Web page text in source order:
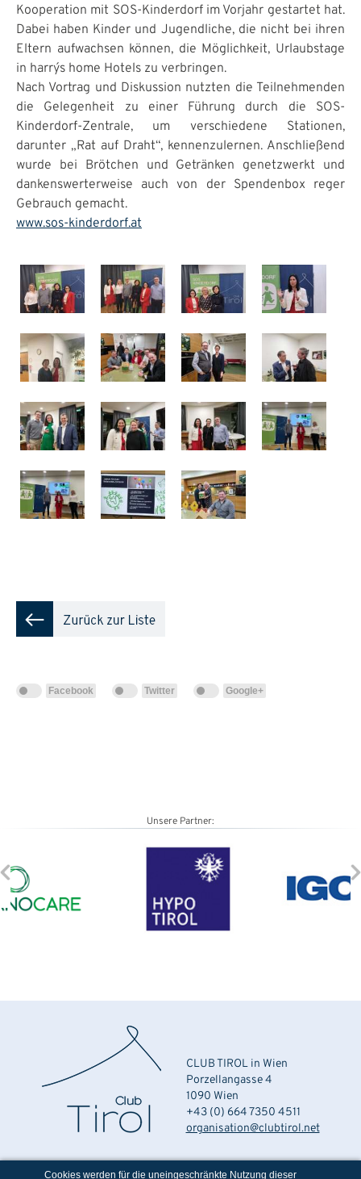
Kooperation mit SOS-Kinderdorf im Vorjahr gestartet hat.
Dabei haben Kinder und Jugendliche, die nicht bei ihren
Eltern aufwachsen können, die Möglichkeit, Urlaubstage
in harry´s home Hotels zu verbringen.
Nach Vortrag und Diskussion nutzten die Teilnehmenden
die Gelegenheit zu einer Führung durch die SOS-
Kinderdorf-Zentrale, um verschiedene Stationen,
darunter „Rat auf Draht“, kennenzulernen. Anschließend
wurde bei Brötchen und Getränken genetzwerkt und
dankenswerterweise auch von der Spendenbox reger
Gebrauch gemacht.
www.sos-kinderdorf.at
Facebook Twitter Google+
Unsere Partner:
CLUB TIROL in Wien
Porzellangasse 4
1090 Wien
+43 (0) 664 7350 4511
organisation@clubtirol.net
Cookies werden für die uneingeschränkte Nutzung dieser